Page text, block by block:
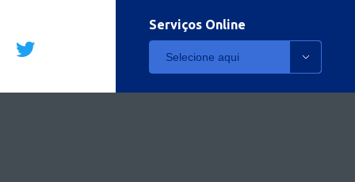
Serviços Online
Selecione aqui